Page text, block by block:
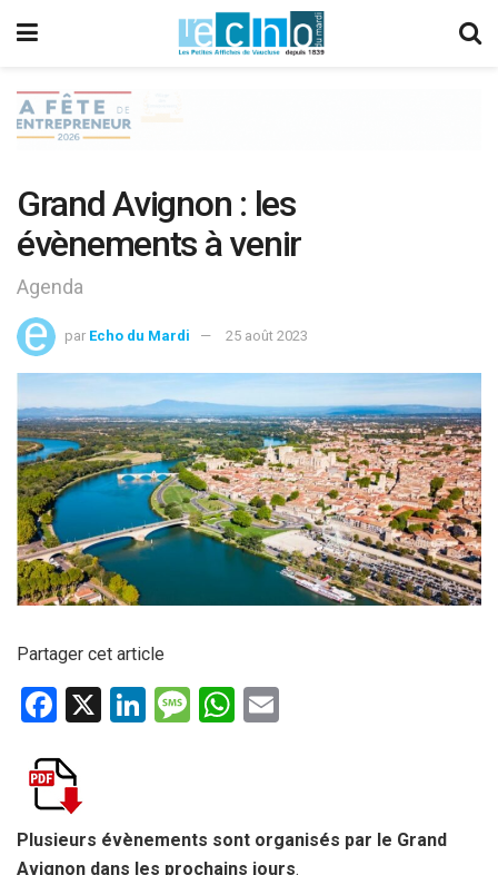
Grand Avignon : les
évènements à venir
Agenda
par Echo du Mardi 25 août 2023
Partager cet article
F
ce
b
o
X
Li
n
M
g
W
A
Plusieurs évènements sont organisés par le Grand
Avignon dans les prochains jours.